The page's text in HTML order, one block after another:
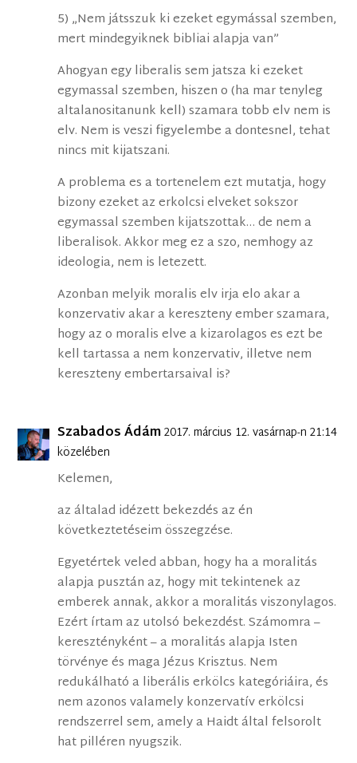
5) „Nem játsszuk ki ezeket egymással szemben,
mert mindegyiknek bibliai alapja van”
Ahogyan egy liberalis sem jatsza ki ezeket
egymassal szemben, hiszen o (ha mar tenyleg
altalanositanunk kell) szamara tobb elv nem is
elv. Nem is veszi figyelembe a dontesnel, tehat
nincs mit kijatszani.
A problema es a tortenelem ezt mutatja, hogy
bizony ezeket az erkolcsi elveket sokszor
egymassal szemben kijatszottak… de nem a
liberalisok. Akkor meg ez a szo, nemhogy az
ideologia, nem is letezett.
Azonban melyik moralis elv irja elo akar a
konzervativ akar a kereszteny ember szamara,
hogy az o moralis elve a kizarolagos es ezt be
kell tartassa a nem konzervativ, illetve nem
kereszteny embertarsaival is?
Szabados Ádám2017. március 12. vasárnap-n 21:14
közelében
Kelemen,
az általad idézett bekezdés az én
következtetéseim összegzése.
Egyetértek veled abban, hogy ha a moralitás
alapja pusztán az, hogy mit tekintenek az
emberek annak, akkor a moralitás viszonylagos.
Ezért írtam az utolsó bekezdést. Számomra –
keresztényként – a moralitás alapja Isten
törvénye és maga Jézus Krisztus. Nem
redukálható a liberális erkölcs kategóriáira, és
nem azonos valamely konzervatív erkölcsi
rendszerrel sem, amely a Haidt által felsorolt
hat pilléren nyugszik.